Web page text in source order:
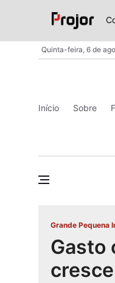
Quinta-feira, 6 de
Início Sobre
Grande Pequena
Gasto